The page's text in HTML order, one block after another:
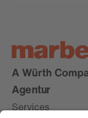
Agentur
Services